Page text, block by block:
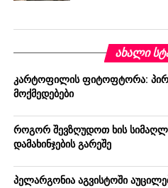
ᲐᲮᲐᲚᲘ
კარტოფილის ფიტოფტორა:
მოქმედებები
როგორ შევზღუდოთ ხის
დამახინჯების გარეშე
პელარგონია აგვისტოში